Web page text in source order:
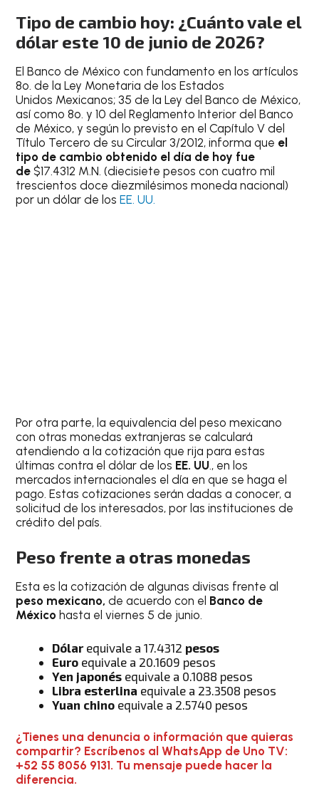
Tipo de cambio hoy: ¿Cuánto vale el
dólar este 10 de junio de 2026?
El Banco de México con fundamento en los artículos
8o. de la Ley Monetaria de los Estados
Unidos Mexicanos; 35 de la Ley del Banco de México,
así como 8o. y 10 del Reglamento Interior del Banco
de México, y según lo previsto en el Capítulo V del
Título Tercero de su Circular 3/2012, informa que el
tipo de cambio obtenido el día de hoy fue
de $17.4312 M.N. (diecisiete pesos con cuatro mil
trescientos doce diezmilésimos moneda nacional)
por un dólar de losEE. UU.
Por otra parte, la equivalencia del peso mexicano
con otras monedas extranjeras se calculará
atendiendo a la cotización que rija para estas
últimas contra el dólar de los EE. UU., en los
mercados internacionales el día en que se haga el
pago. Estas cotizaciones serán dadas a conocer, a
solicitud de los interesados, por las instituciones de
crédito del país.
Peso frente a otras monedas
Esta es la cotización de algunas divisas frente al
peso mexicano, de acuerdo con el Banco de
México hasta el viernes 5 de junio.
Dólar equivale a 17.4312 pesos
Euro equivale a 20.1609 pesos
Yen japonés equivale a 0.1088 pesos
Libra esterlina equivale a 23.3508 pesos
Yuan chino equivale a 2.5740 pesos
¿Tienes una denuncia o información que quieras
compartir? Escríbenos al WhatsApp de Uno TV:
+52 55 8056 9131. Tu mensaje puede hacer la
diferencia.